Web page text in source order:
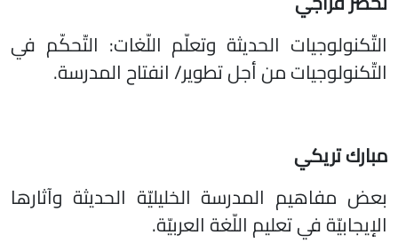
التّكنولوجيات الحديثة وتعلّم اللّغات: التّحكّم في
التّكنولوجيات من أجل تطوير/ انفتاح المدرسة.
مبارك تريكي
بعض مفاهيم المدرسة الخليليّة الحديثة وآثارها
الإيجابيّة في تعليم اللّغة العربيّة.